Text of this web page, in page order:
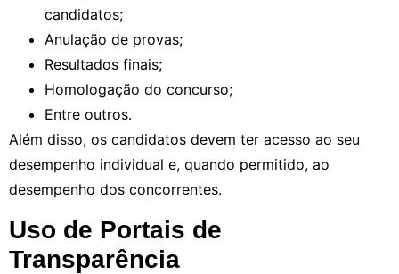
candidatos;
Anulação de provas;
Resultados finais;
Homologação do concurso;
Entre outros.
Além disso, os candidatos devem ter acesso ao seu
desempenho individual e, quando permitido, ao
desempenho dos concorrentes.
Uso de Portais de
Transparência